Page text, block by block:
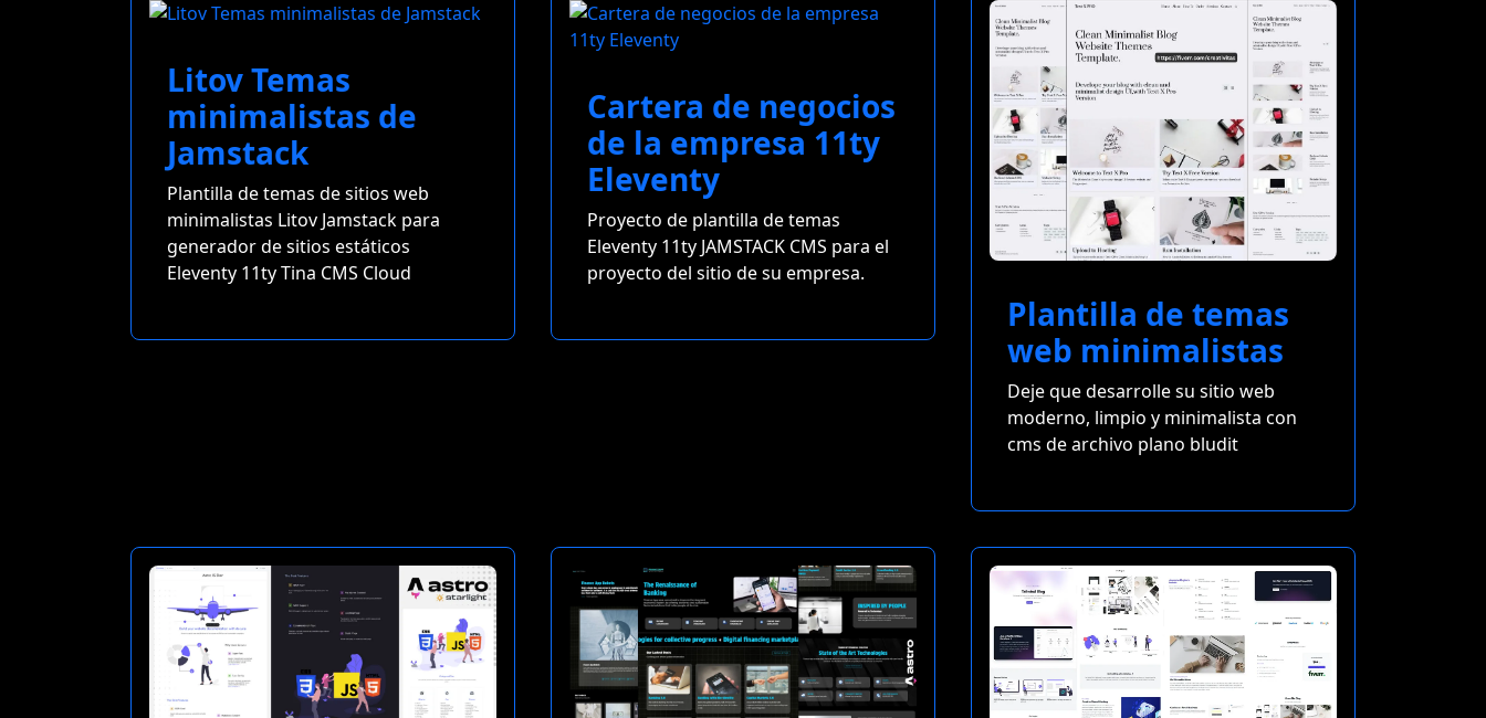
Litov Temas
minimalistas de
Jamstack
Plantilla de temas de sitios web
minimalistas Litov Jamstack para
generador de sitios estáticos
Eleventy 11ty Tina CMS Cloud
Cartera de negocios
de la empresa 11ty
Eleventy
Proyecto de plantilla de temas
Eleventy 11ty JAMSTACK CMS para el
proyecto del sitio de su empresa.
Plantilla de temas
web minimalistas
Deje que desarrolle su sitio web
moderno, limpio y minimalista con
cms de archivo plano bludit